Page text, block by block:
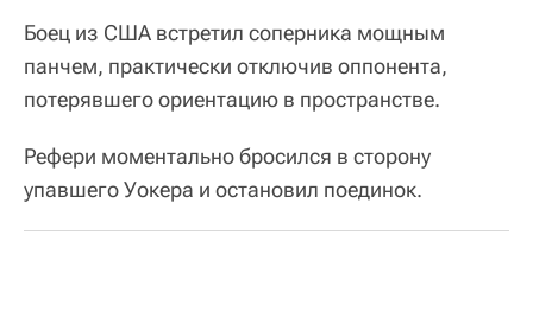
Боец из США встретил соперника мощным
панчем, практически отключив оппонента,
потерявшего ориентацию в пространстве.
Рефери моментально бросился в сторону
упавшего Уокера и остановил поединок.